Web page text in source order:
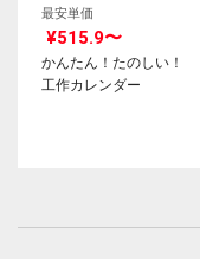
最安単価
¥515.9〜
かんたん！たのしい！
工作カレンダー